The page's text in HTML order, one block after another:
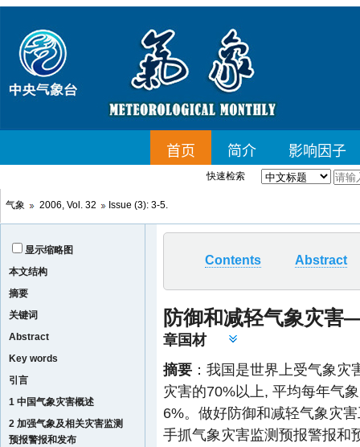
快速检索
气象 2006, Vol. 32 Issue (3): 3-5.
显示缩略图
本文结构
摘要
关键词
Abstract
Key words
引言
1 中国气象灾害概述
2 加强气象及相关灾害监测
预报警报和发布
Contents Abstract
防御和减轻气象灾
章国材
摘要 ：我国是世界上受气象
灾害的70%以上, 平均每年气
6%。做好防御和减轻气象灾
手抓气象灾害监测预报警报和